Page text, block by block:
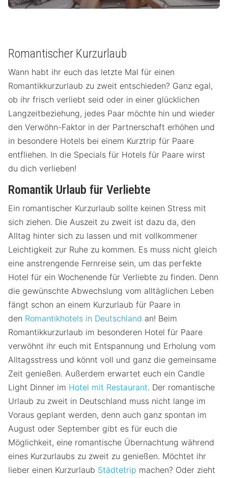
Romantischer Kurzurlaub
Wann habt ihr euch das letzte Mal für einen
Romantikkurzurlaub zu zweit entschieden? Ganz egal,
ob ihr frisch verliebt seid oder in einer glücklichen
Langzeitbeziehung, jedes Paar möchte hin und wieder
den Verwöhn-Faktor in der Partnerschaft erhöhen und
in besondere Hotels bei einem Kurztrip für Paare
entfliehen. In die Specials für Hotels für Paare wirst
du dich verlieben!
Romantik Urlaub für Verliebte
Ein romantischer Kurzurlaub sollte keinen Stress mit
sich ziehen. Die Auszeit zu zweit ist dazu da, den
Alltag hinter sich zu lassen und mit vollkommener
Leichtigkeit zur Ruhe zu kommen. Es muss nicht gleich
eine anstrengende Fernreise sein, um das perfekte
Hotel für ein Wochenende für Verliebte zu finden. Denn
die gewünschte Abwechslung vom alltäglichen Leben
fängt schon an einem Kurzurlaub für Paare in
den Romantikhotels in Deutschland an! Beim
Romantikkurzurlaub im besonderen Hotel für Paare
verwöhnt ihr euch mit Entspannung und Erholung vom
Alltagsstress und könnt voll und ganz die gemeinsame
Zeit genießen. Außerdem erwartet euch ein Candle
Light Dinner im Hotel mit Restaurant. Der romantische
Urlaub zu zweit in Deutschland muss nicht lange im
Voraus geplant werden, denn auch ganz spontan im
August oder September gibt es für euch die
Möglichkeit, eine romantische Übernachtung während
eines Kurzurlaubs zu zweit zu genießen. Möchtet ihr
lieber einen Kurzurlaub Städtetrip machen? Oder zieht